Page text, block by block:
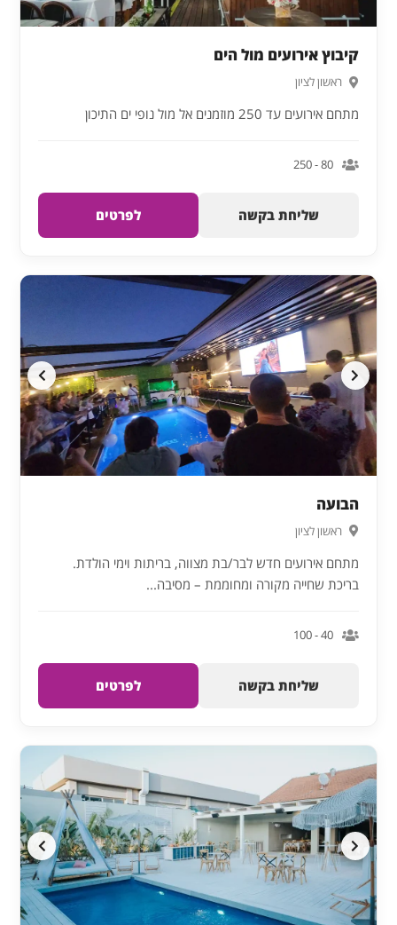
קיבוץ אירועים מול הים
ראשון לציון
מתחם אירועים עד 250 מוזמנים אל מול נופי ים התיכון
80 - 250
שליחת בקשה לפרטים
הבועה
ראשון לציון
מתחם אירועים חדש לבר/בת מצווה, בריתות וימי הולדת.
בריכת שחייה מקורה ומחוממת – מסיבה...
40 - 100
שליחת בקשה לפרטים